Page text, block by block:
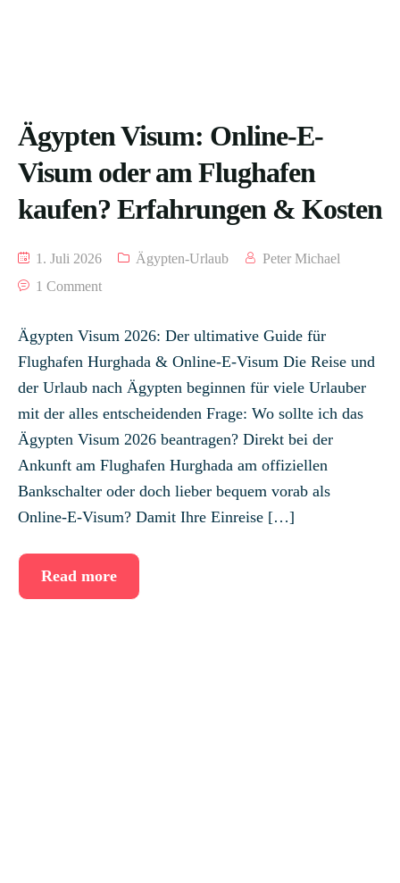
Ägypten Visum: Online-E-
Visum oder am Flughafen
kaufen? Erfahrungen & Kosten
1. Juli 2026 Ägypten-Urlaub
Peter Michael
1 Comment
Ägypten Visum 2026: Der ultimative Guide für
Flughafen Hurghada & Online-E-Visum Die Reise und
der Urlaub nach Ägypten beginnen für viele Urlauber
mit der alles entscheidenden Frage: Wo sollte ich das
Ägypten Visum 2026 beantragen? Direkt bei der
Ankunft am Flughafen Hurghada am offiziellen
Bankschalter oder doch lieber bequem vorab als
Online-E-Visum? Damit Ihre Einreise […]
Read more